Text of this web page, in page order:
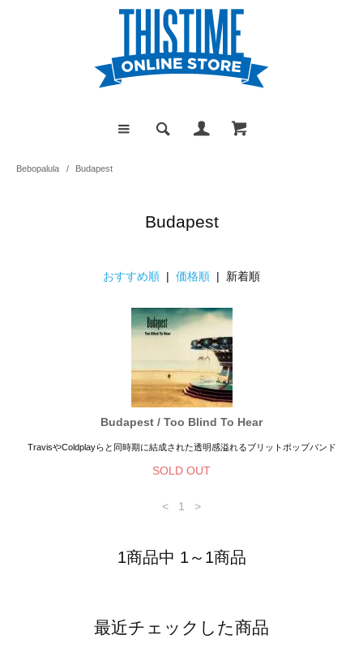
Bebopalula / Budapest
Budapest
おすすめ順 | 価格順 | 新着順
Budapest / Too Blind To Hear
TravisやColdplayらと同時期に結成された透明感溢れるブリットポップバンド
SOLD OUT
< 1 >
1商品中 1～1商品
最近チェックした商品